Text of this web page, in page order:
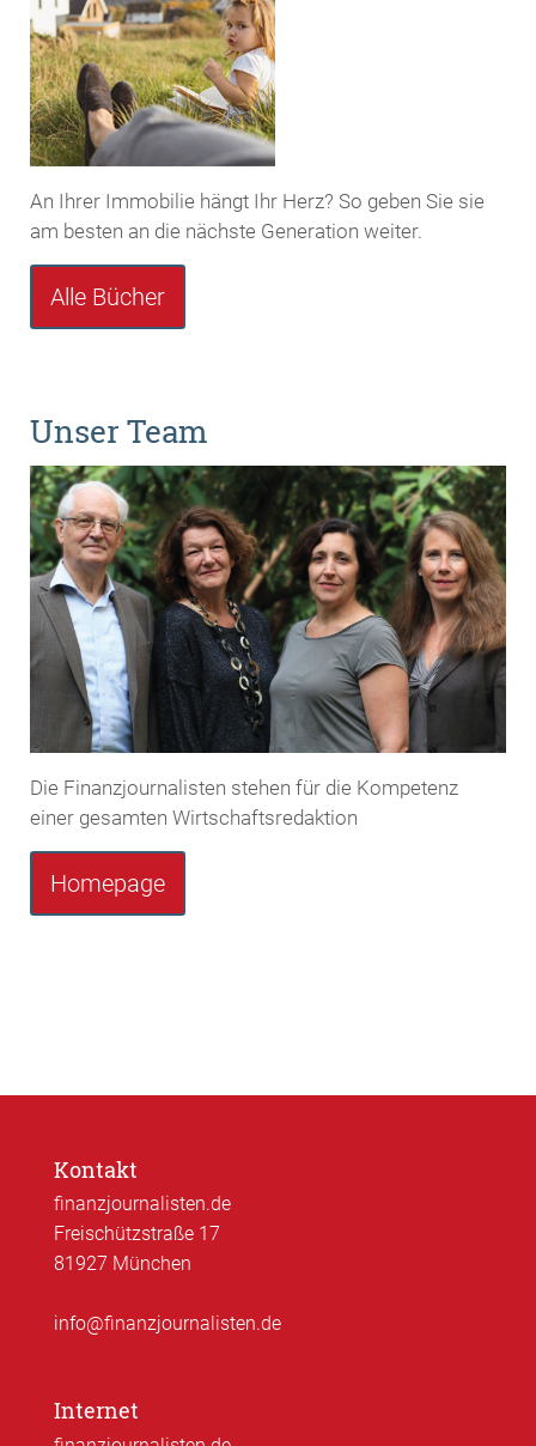
An Ihrer Immobilie hängt Ihr Herz? So geben Sie sie
am besten an die nächste Generation weiter.
Alle Bücher
Unser Team
Die Finanzjournalisten stehen für die Kompetenz
einer gesamten Wirtschaftsredaktion
Homepage
Kontakt
finanzjournalisten.de
Freischützstraße 17
81927 München
info@finanzjournalisten.de
Internet